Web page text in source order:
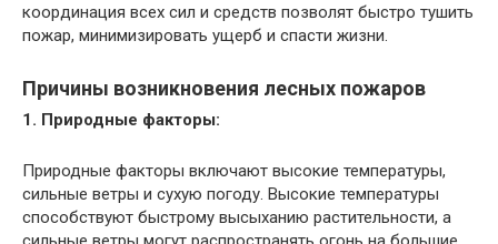
координация всех сил и средств позволят быстро тушить
пожар, минимизировать ущерб и спасти жизни.
Причины возникновения лесных пожаров
1. Природные факторы:
Природные факторы включают высокие температуры,
сильные ветры и сухую погоду. Высокие температуры
способствуют быстрому высыханию растительности, а